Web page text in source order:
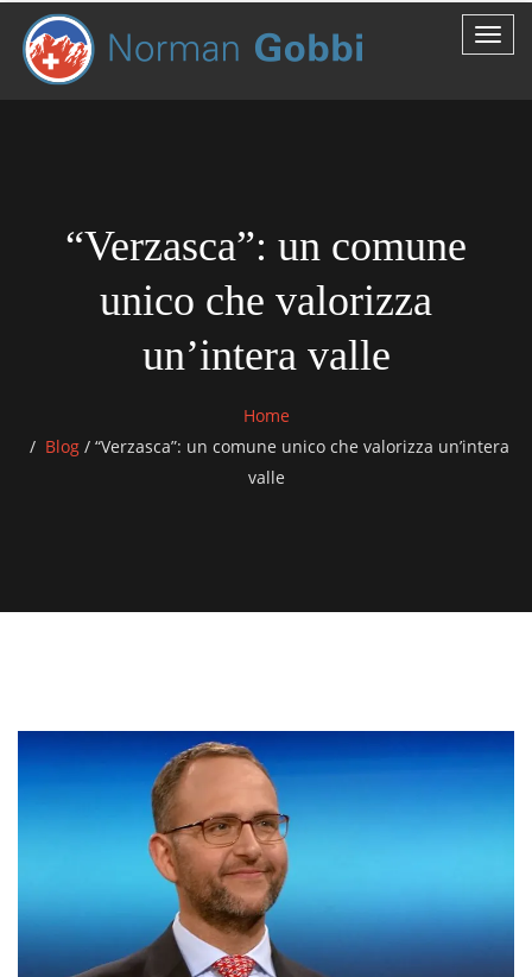
“Verzasca”: un comune
unico che valorizza
un’intera valle
Home
Blog /“Verzasca”: un comune unico che valorizza un’intera
valle